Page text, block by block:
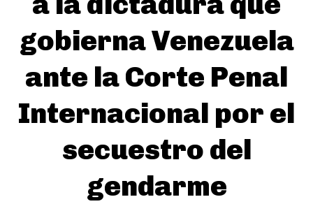
gobierna Venezuela
ante la Corte Penal
Internacional por el
secuestro del
gendarme